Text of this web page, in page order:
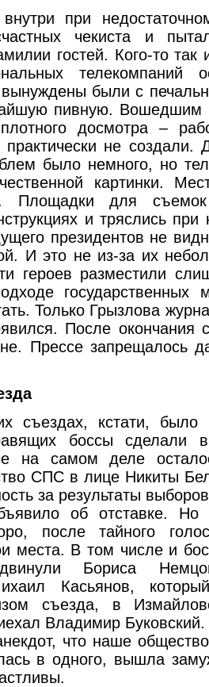
при
чекиста и
гостей. Кого-то
телекомпаний
были с
пивную. Вошедшим
досмотра –
не создали.
было немного, но
картинки.
Площадки для
и тряслись при
президентов не
И это не из-за их
героев разместили
государственных
Только Грызлова
После окончания
Прессе запрещалось
съездах, кстати,
боссы сделали
на самом деле
СПС в лице Никиты
за результаты
об отставке. Но
после тайного
места. В том числе и
Бориса
Касьянов,
съезда, в
Владимир
что наше
в одного, вышла